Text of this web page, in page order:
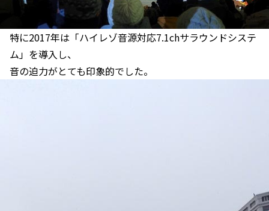
特に2017年は「ハイレゾ音源対応7.1chサラウンドシステ
ム」を導入し、
音の迫力がとても印象的でした。